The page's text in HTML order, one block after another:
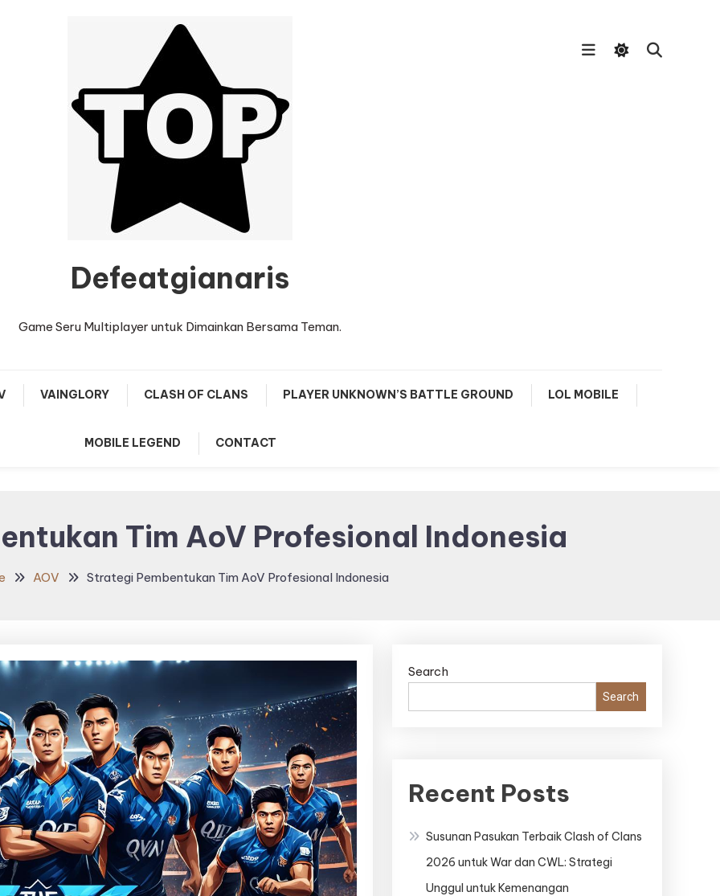
Defeatgianaris
Game Seru Multiplayer untuk Dimainkan Bersama Teman.
VAINGLORY CLASH OF CLANS PLAYER UNKNOWN’S BATTLE GROUND LOL MOBILE
MOBILE LEGEND CONTACT
Tim AoV Profesional Indonesia
AOV Strategi Pembentukan Tim AoV Profesional Indonesia
Search
Search
Recent Posts
Susunan Pasukan Terbaik Clash of Clans
2026 untuk War dan CWL: Strategi
Unggul untuk Kemenangan